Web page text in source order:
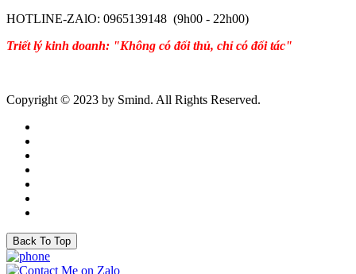
HOTLINE-ZAlO: 0965139148 (9h00 - 22h00)
Triết lý kinh doanh: "Không có đối thủ, chỉ có đối tác"
Copyright © 2023 by Smind. All Rights Reserved.
Back To Top